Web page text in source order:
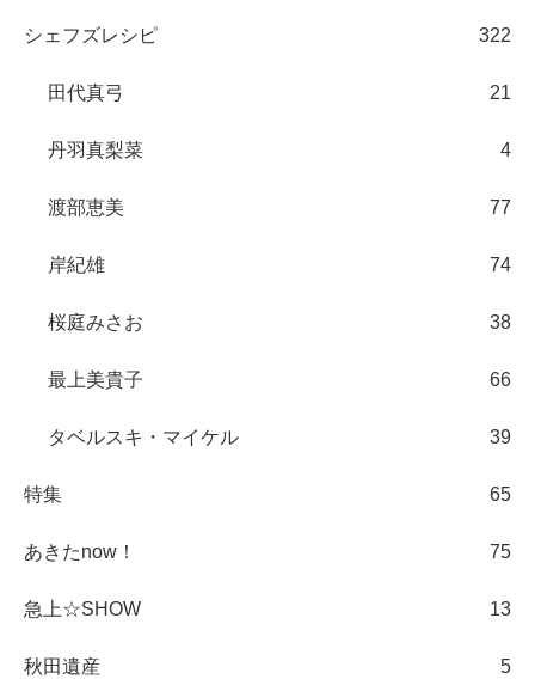
シェフズレシピ 322
田代真弓 21
丹羽真梨菜 4
渡部恵美 77
岸紀雄 74
桜庭みさお 38
最上美貴子 66
タベルスキ・マイケル 39
特集 65
あきたnow！ 75
急上☆SHOW 13
秋田遺産 5